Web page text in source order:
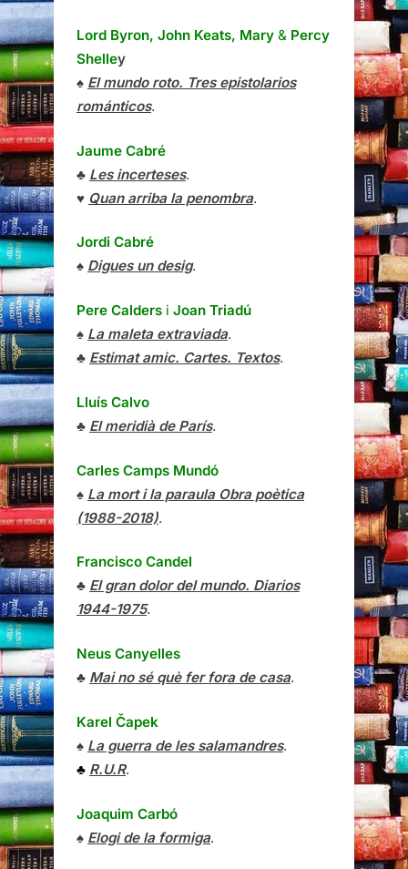
Lord Byron, John Keats, Mary & Percy
Shelley
♠ El mundo roto. Tres epistolarios
románticos.
Jaume Cabré
♣ Les incerteses.
♥ Quan arriba la penombra.
Jordi Cabré
♠ Digues un desig.
Pere Calders i Joan Triadú
♠ La maleta extraviada.
♣ Estimat amic. Cartes. Textos.
Lluís Calvo
♣ El meridià de París.
Carles Camps Mundó
♠ La mort i la paraula Obra poètica
(1988-2018).
Francisco Candel
♣ El gran dolor del mundo. Diarios
1944-1975.
Neus Canyelles
♣ Mai no sé què fer fora de casa.
Karel Čapek
♠ La guerra de les salamandres.
♣ R.U.R.
Joaquim Carbó
♠ Elogi de la formiga.